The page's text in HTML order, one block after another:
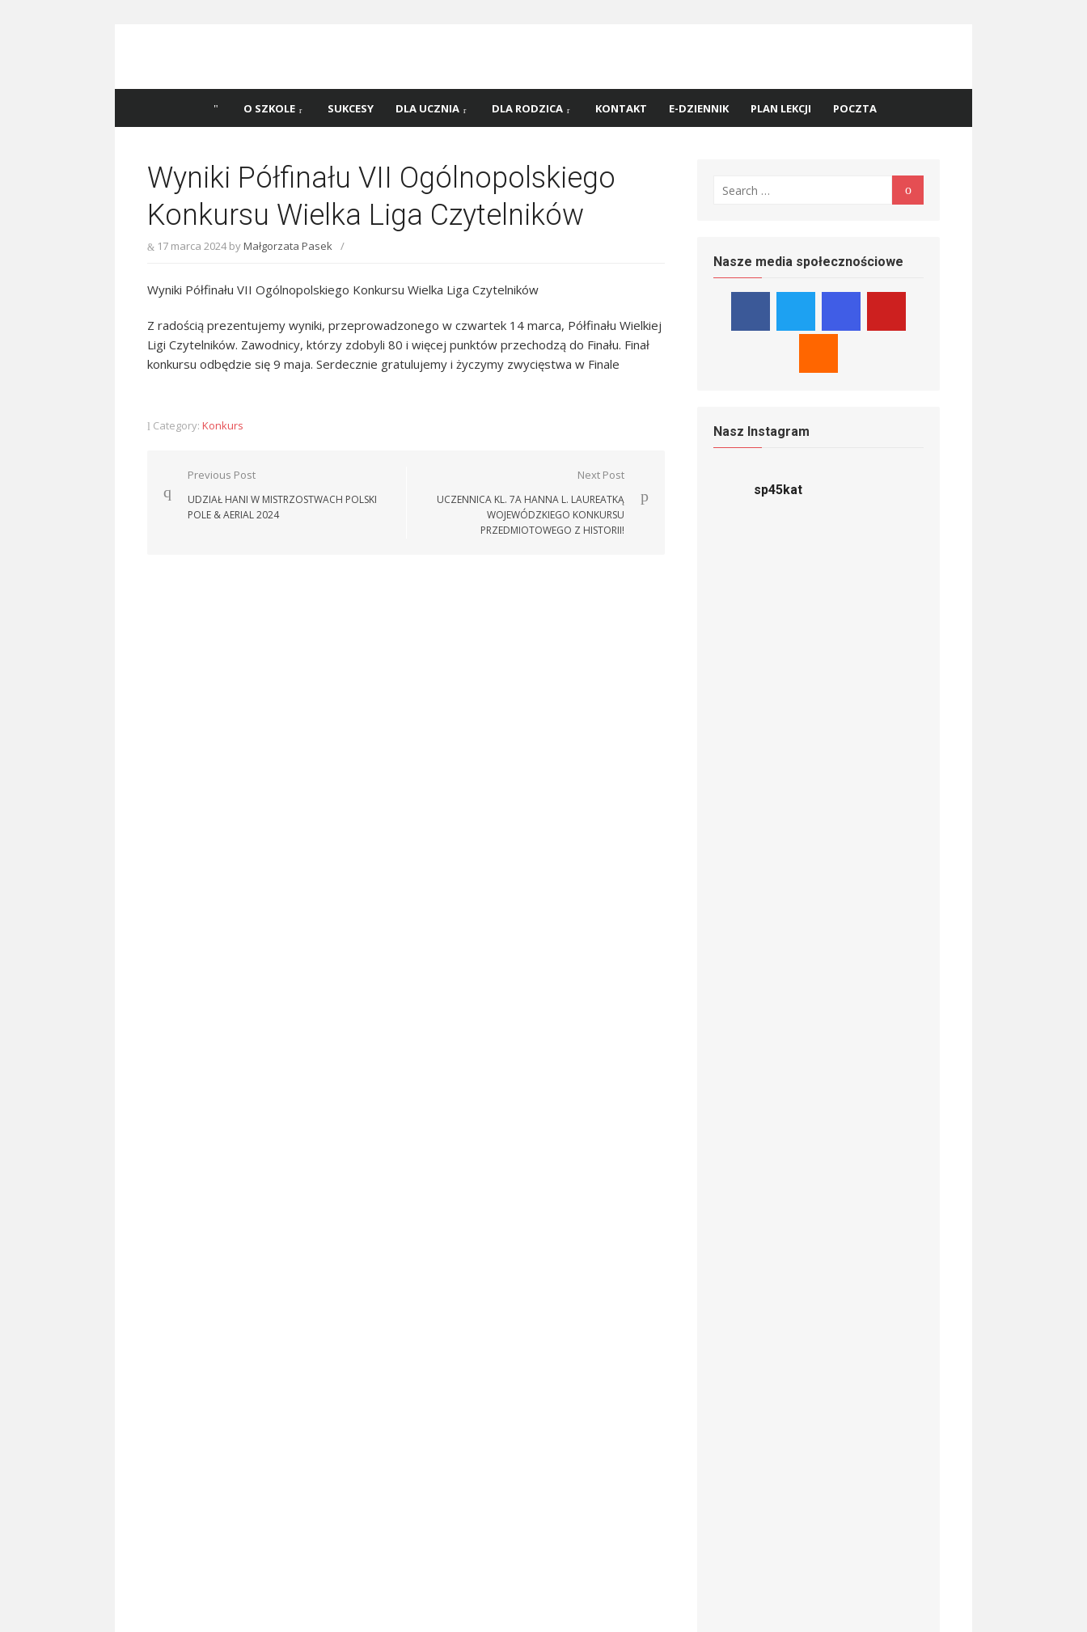
45 w Katowicach!
Katowicach
O SZKOLE SUKCESY DLA UCZNIA DLA RODZICA KONTAKT E-DZIENNIK PLAN LEKCJI POCZTA
Wyniki Półfinału VII Ogólnopolskiego
Konkursu Wielka Liga Czytelników
17 marca 2024byMałgorzata Pasek /
Wyniki Półfinału VII Ogólnopolskiego Konkursu Wielka Liga Czytelników
Z radością prezentujemy wyniki, przeprowadzonego w czwartek 14 marca, Półfinału Wielkiej
Ligi Czytelników. Zawodnicy, którzy zdobyli 80 i więcej punktów przechodzą do Finału. Finał
konkursu odbędzie się 9 maja. Serdecznie gratulujemy i życzymy zwycięstwa w Finale
Category: Konkurs
Nawigacja
wpisu
Previous Post
UDZIAŁ HANI W MISTRZOSTWACH POLSKI
POLE & AERIAL 2024
Next Post
UCZENNICA KL. 7A HANNA L. LAUREATKĄ
WOJEWÓDZKIEGO KONKURSU
PRZEDMIOTOWEGO Z HISTORII!
for: Search
Nasze media społecznościowe
Nasz Instagram
sp45kat